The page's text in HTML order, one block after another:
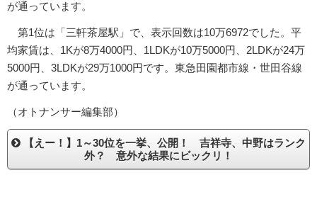
が通っています。
第1位は「三軒茶屋駅」で、表示回数は10万6972でした。平
均家賃は、1Kが8万4000円、1LDKが10万5000円、2LDKが24万
5000円、3LDKが29万1000円です。東急田園都市線・世田谷線
が通っています。
（オトナンサー編集部）
【えー！】1～30位を一挙、公開！ 吉祥寺、中野はランク
外？ 意外な結果にビックリ！